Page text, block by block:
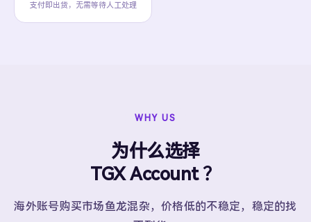
支付即出货，无需等待人工处理
WHY US
为什么选择
TGX Account ？
海外账号购买市场鱼龙混杂，价格低的不稳定，稳定的找